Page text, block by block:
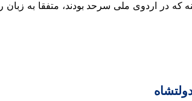
که در اردوی ملی سرحد بودند، متفقا به